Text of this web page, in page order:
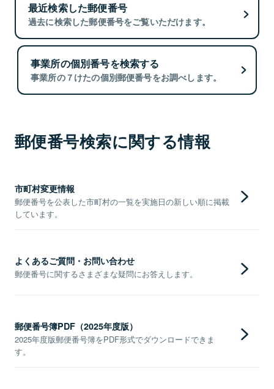
最近検索した郵便番号
過去に検索した郵便番号をご覧いただけます。
事業所の個別番号を検索する
事業所の７けたの個別郵便番号をお調べします。
郵便番号検索に関する情報
市町村変更情報
郵便番号を公表した市町村の一覧を実施日の新しい順に掲載
しています。
よくあるご質問・お問い合わせ
郵便番号に関するさまざまな疑問にお答えします。
郵便番号簿PDF（2025年度版）
2025年度版郵便番号簿をPDF形式でダウンロードできま
す。